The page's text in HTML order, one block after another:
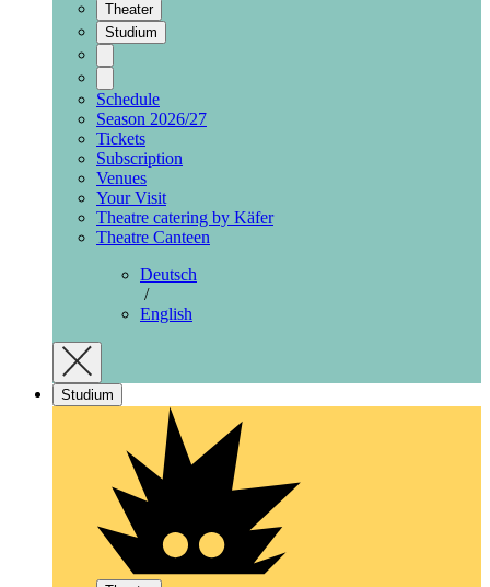
Theater
Studium
Schedule
Season 2026/27
Tickets
Subscription
Venues
Your Visit
Theatre catering by Käfer
Theatre Canteen
Deutsch
/
English
Studium